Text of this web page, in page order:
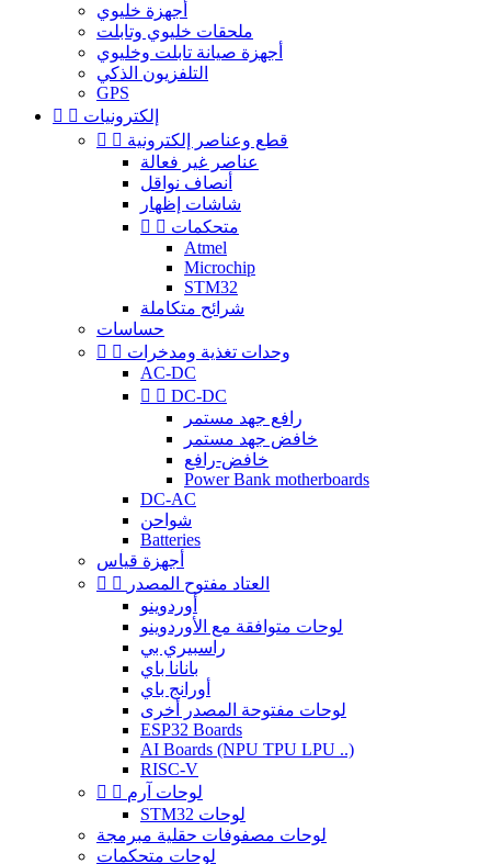
أجهزة خليوي
ملحقات خليوي وتابلت
أجهزة صيانة تابلت وخليوي
التلفزيون الذكي
GPS
  إلكترونيات
  قطع وعناصر إلكترونية
عناصر غير فعالة
أنصاف نواقل
شاشات إظهار
  متحكمات
Atmel
Microchip
STM32
شرائح متكاملة
حساسات
  وحدات تغذية ومدخرات
AC-DC
  DC-DC
رافع جهد مستمر
خافض جهد مستمر
خافض-رافع
Power Bank motherboards
DC-AC
شواحن
Batteries
أجهزة قياس
 
العتاد مفتوح المصدر
أوردوينو
لوحات متوافقة مع الأوردوينو
راسبيري بي
بانانا باي
أورانج باي
لوحات مفتوحة المصدر أخرى
ESP32 Boards
AI Boards (NPU TPU LPU ..)
RISC-V
  لوحات آرم
STM32 لوحات
لوحات مصفوفات حقلية مبرمجة
لوحات متحكمات